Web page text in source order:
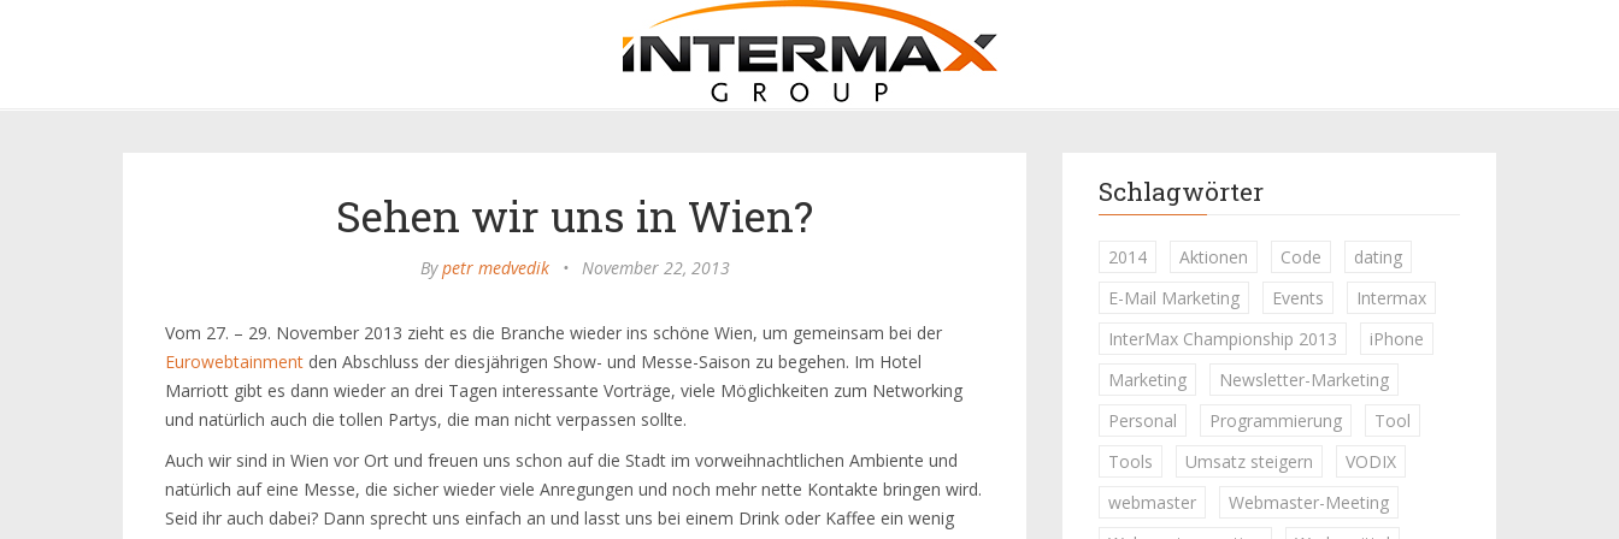
Sehen wir uns in Wien?
Bypetr medvedik • November 22, 2013
Vom 27. – 29. November 2013 zieht es die Branche wieder ins schöne Wien, um gemeinsam bei der
Eurowebtainment den Abschluss der diesjährigen Show- und Messe-Saison zu begehen. Im Hotel
Marriott gibt es dann wieder an drei Tagen interessante Vorträge, viele Möglichkeiten zum Networking
und natürlich auch die tollen Partys, die man nicht verpassen sollte.
Auch wir sind in Wien vor Ort und freuen uns schon auf die Stadt im vorweihnachtlichen Ambiente und
natürlich auf eine Messe, die sicher wieder viele Anregungen und noch mehr nette Kontakte bringen wird.
Seid ihr auch dabei? Dann sprecht uns einfach an und lasst uns bei einem Drink oder Kaffee ein wenig
Schlagwörter
2014 Aktionen Code
dating
E-Mail Marketing
Events
Intermax
InterMax Championship 2013
iPhone
Marketing
Newsletter-Marketing
Personal
Programmierung
Tool
Tools
Umsatz steigern
VODIX
webmaster
Webmaster-Meeting